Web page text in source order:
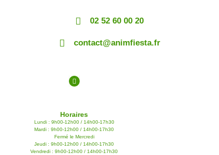
02 52 60 00 20
contact@animfiesta.fr
Horaires
Lundi : 9h00-12h00 / 14h00-17h30
Mardi : 9h00-12h00 / 14h00-17h30
Fermé le Mercredi
Jeudi : 9h00-12h00 / 14h00-17h30
Vendredi : 9h00-12h00 / 14h00-17h30